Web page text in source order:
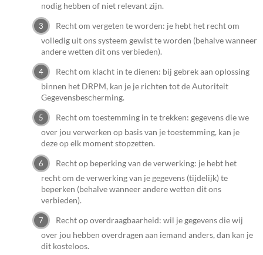
nodig hebben of niet relevant zijn.
Recht om vergeten te worden: je hebt het recht om
volledig uit ons systeem gewist te worden (behalve wanneer
andere wetten dit ons verbieden).
Recht om klacht in te dienen: bij gebrek aan oplossing
binnen het DRPM, kan je je richten tot de Autoriteit
Gegevensbescherming.
Recht om toestemming in te trekken: gegevens die we
over jou verwerken op basis van je toestemming, kan je
deze op elk moment stopzetten.
Recht op beperking van de verwerking: je hebt het
recht om de verwerking van je gegevens (tijdelijk) te
beperken (behalve wanneer andere wetten dit ons
verbieden).
Recht op overdraagbaarheid: wil je gegevens die wij
over jou hebben overdragen aan iemand anders, dan kan je
dit kosteloos.